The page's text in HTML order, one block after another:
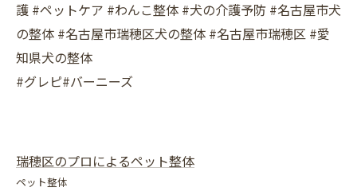
護 #ペットケア #わんこ整体 #犬の介護予防 #名古屋市犬
の整体 #名古屋市瑞穂区犬の整体 #名古屋市瑞穂区 #愛
知県犬の整体
#グレピ#バーニーズ
瑞穂区のプロによるペット整体
ペット整体